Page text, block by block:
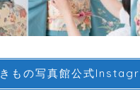
きもの写真館公式